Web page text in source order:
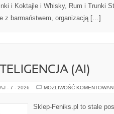
i Koktajle i Whisky, Rum i Trunki
z barmaństwem, organizacją […]
(AI)
- 7 - 2026 MOŻLIWOŚĆ
Sklep-Feniks.pl to stale